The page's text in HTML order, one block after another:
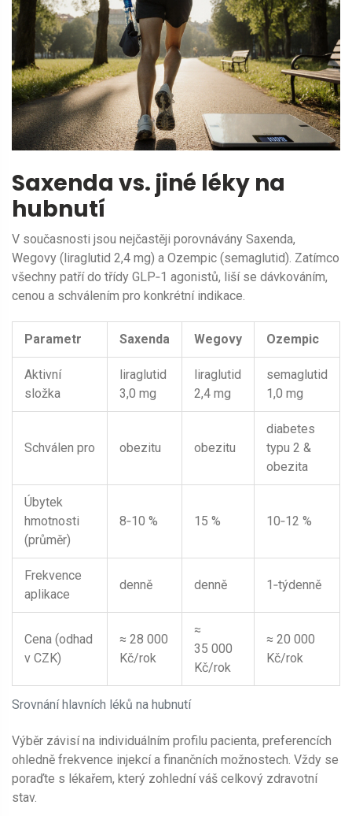
Saxenda vs. jiné léky na
hubnutí
V současnosti jsou nejčastěji porovnávány Saxenda,
Wegovy (liraglutid 2,4 mg) a Ozempic (semaglutid). Zatímco
všechny patří do třídy GLP‑1 agonistů, liší se dávkováním,
cenou a schválením pro konkrétní indikace.
Srovnání hlavních léků na hubnutí
Parametr Saxenda Wegovy Ozempic
Aktivní
složka
liraglutid
3,0 mg
liraglutid
2,4 mg
semaglutid
1,0 mg
Schválen pro obezitu obezitu
diabetes
typu 2 &
obezita
Úbytek
hmotnosti
(průměr)
8‑10 % 15 % 10‑12 %
Frekvence
aplikace
denně denně 1‑týdenně
Cena (odhad
v CZK)
≈ 28 000
Kč/rok
≈
35 000
Kč/rok
≈ 20 000
Kč/rok
Výběr závisí na individuálním profilu pacienta, preferencích
ohledně frekvence injekcí a finančních možnostech. Vždy se
poraďte s lékařem, který zohlední váš celkový zdravotní
stav.